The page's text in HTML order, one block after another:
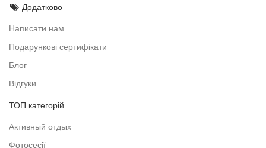
Додатково
Написати нам
Подарункові сертифікати
Блог
Відгуки
ТОП категорій
Активный отдых
Фотосесії